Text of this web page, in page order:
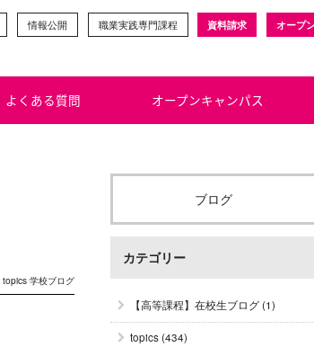
情報公開 職業実践専門課程 資料請求 オープ
よくある質問 オープンキャンパス
topics 学校ブログ
ブログ
カテゴリー
【高等課程】在校生ブログ(1)
topics(434)